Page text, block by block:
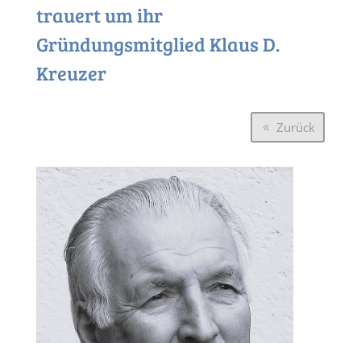
trauert um ihr
Gründungsmitglied Klaus D.
Kreuzer
Zurück